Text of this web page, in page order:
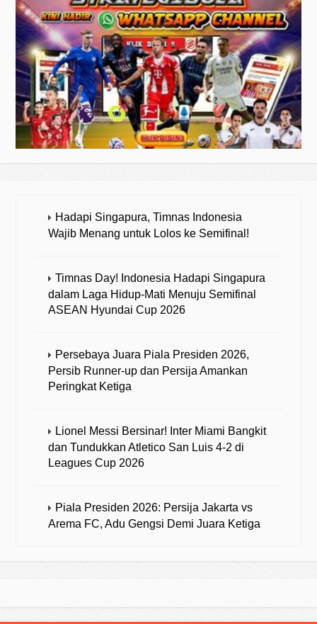
Hadapi Singapura, Timnas Indonesia
Wajib Menang untuk Lolos ke Semifinal!
Timnas Day! Indonesia Hadapi Singapura
dalam Laga Hidup-Mati Menuju Semifinal
ASEAN Hyundai Cup 2026
Persebaya Juara Piala Presiden 2026,
Persib Runner-up dan Persija Amankan
Peringkat Ketiga
Lionel Messi Bersinar! Inter Miami Bangkit
dan Tundukkan Atletico San Luis 4-2 di
Leagues Cup 2026
Piala Presiden 2026: Persija Jakarta vs
Arema FC, Adu Gengsi Demi Juara Ketiga